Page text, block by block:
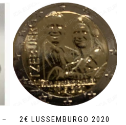
2€ LUSSEMBURGO 2020